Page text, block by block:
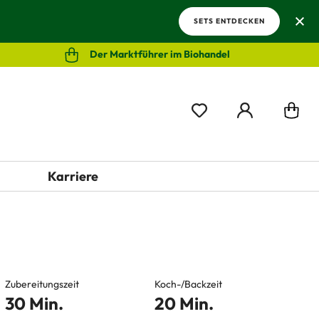
SETS ENTDECKEN
Der Marktführer im Biohandel
Karriere
Zubereitungszeit
30 Min.
Koch-/Backzeit
20 Min.